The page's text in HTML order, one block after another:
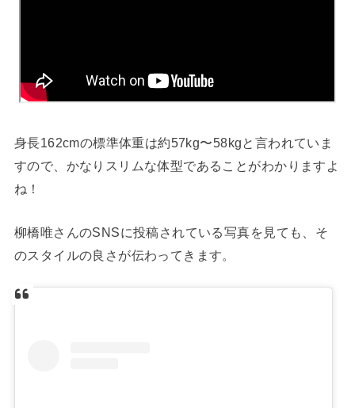
身長162cmの標準体重は約57kg〜58kgと言われていま
すので、かなりスリムな体型であることがわかりますよ
ね！
柳橋唯さんのSNSに投稿されている写真を見ても、そ
のスタイルの良さが伝わってきます。